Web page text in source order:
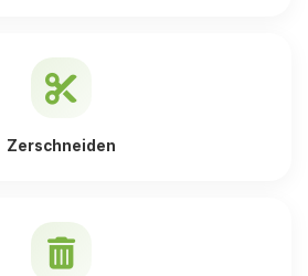
Zerschneiden